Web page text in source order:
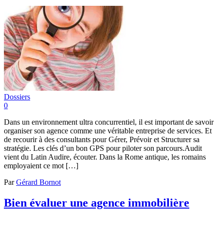
Dossiers
0
Dans un environnement ultra concurrentiel, il est important de savoir
organiser son agence comme une véritable entreprise de services. Et
de recourir à des consultants pour Gérer, Prévoir et Structurer sa
stratégie. Les clés d’un bon GPS pour piloter son parcours.Audit
vient du Latin Audire, écouter. Dans la Rome antique, les romains
employaient ce mot […]
ParGérard Bornot
Bien évaluer une agence immobilière